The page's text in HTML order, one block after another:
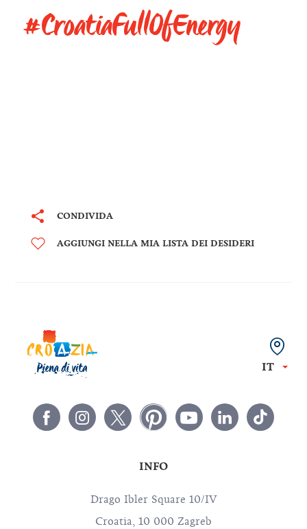
#CroatiaFullOfEnergy
CONDIVIDA
AGGIUNGI NELLA MIA LISTA DEI DESIDERI
IT
INFO
Drago Ibler Square 10/IV
Croatia, 10 000 Zagreb